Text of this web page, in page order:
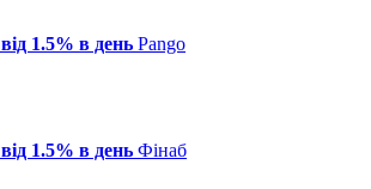
від 1.5% в день Pango
від 1.5% в день Фінаб